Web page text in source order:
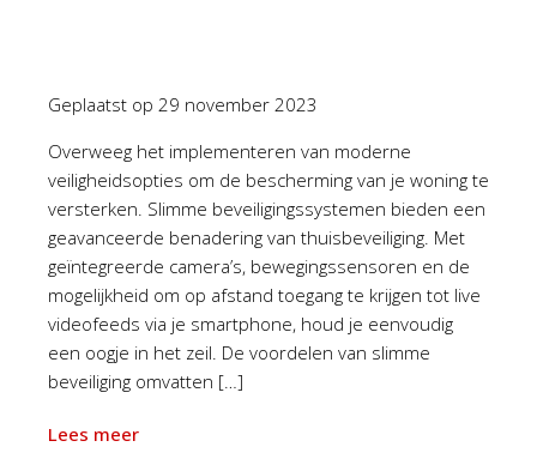
Geplaatst op 29 november 2023
Overweeg het implementeren van moderne
veiligheidsopties om de bescherming van je woning te
versterken. Slimme beveiligingssystemen bieden een
geavanceerde benadering van thuisbeveiliging. Met
geïntegreerde camera’s, bewegingssensoren en de
mogelijkheid om op afstand toegang te krijgen tot live
videofeeds via je smartphone, houd je eenvoudig
een oogje in het zeil. De voordelen van slimme
beveiliging omvatten […]
Lees meer